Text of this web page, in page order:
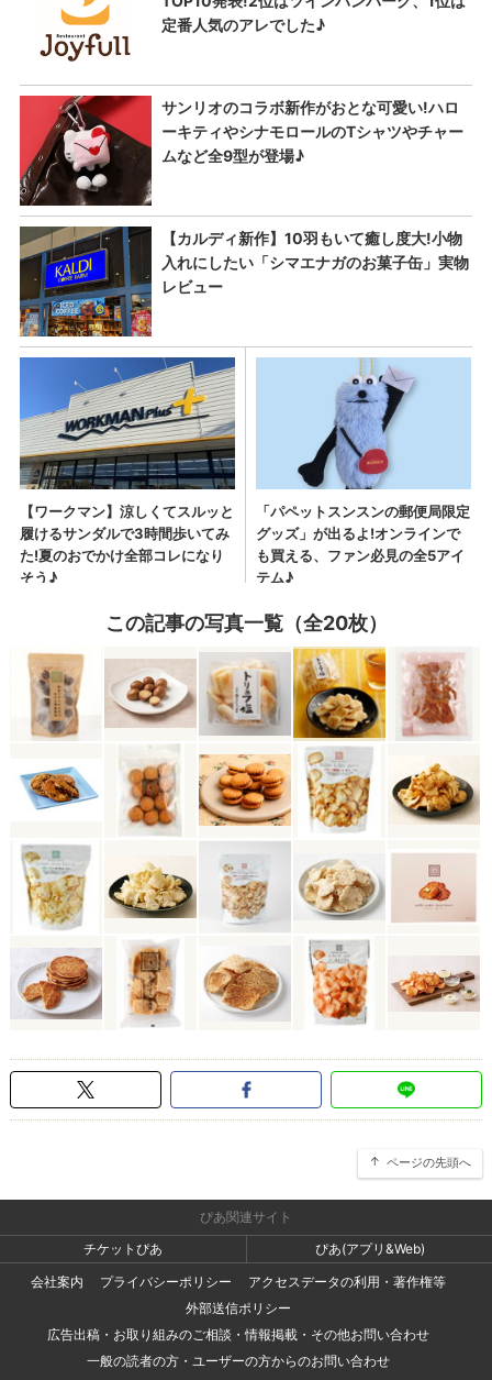
この記事の写真一覧（全20枚）
ページの先頭へ
ぴあ関連サイト
チケットぴあ
ぴあ(アプリ&Web)
会社案内
プライバシーポリシー
アクセスデータの利用・著作権等
外部送信ポリシー
広告出稿・お取り組みのご相談・情報掲載・その他お問い合わせ
一般の読者の方・ユーザーの方からのお問い合わせ